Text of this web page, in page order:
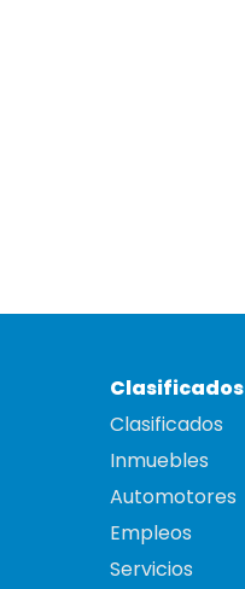
Clasificados
Clasificados
Inmuebles
Automotores
Empleos
Servicios